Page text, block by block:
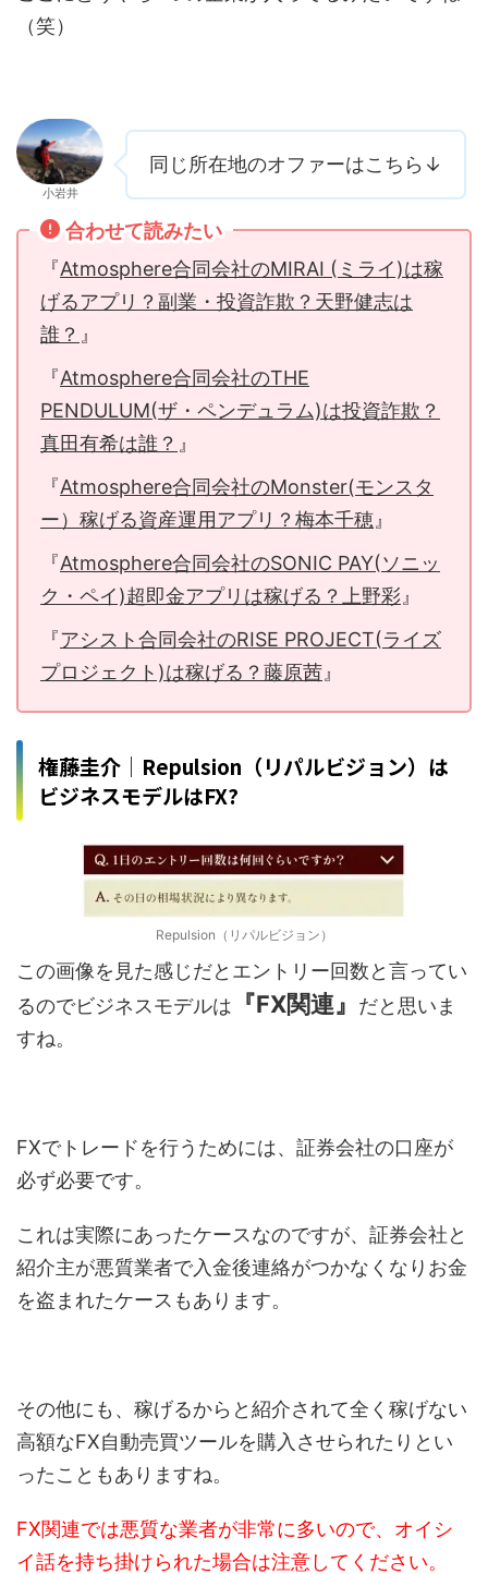
（笑）
小岩井
同じ所在地のオファーはこちら↓
合わせて読みたい
『Atmosphere合同会社のMIRAI (ミライ)は稼
げるアプリ？副業・投資詐欺？天野健志は
誰？ 』
『Atmosphere合同会社のTHE
PENDULUM(ザ・ペンデュラム)は投資詐欺？
真田有希は誰？ 』
『Atmosphere合同会社のMonster(モンスタ
ー）稼げる資産運用アプリ？梅本千穂 』
『Atmosphere合同会社のSONIC PAY(ソニッ
ク・ペイ)超即金アプリは稼げる？上野彩 』
『アシスト合同会社のRISE PROJECT(ライズ
プロジェクト)は稼げる？藤原茜 』
権藤圭介│Repulsion（リパルビジョン）は
ビジネスモデルはFX?
Repulsion（リパルビジョン）
この画像を見た感じだとエントリー回数と言ってい
るのでビジネスモデルは
『FX関連』
だと思いま
すね。
FXでトレードを行うためには、証券会社の口座が
必ず必要です。
これは実際にあったケースなのですが、証券会社と
紹介主が悪質業者で入金後連絡がつかなくなりお金
を盗まれたケースもあります。
その他にも、稼げるからと紹介されて全く稼げない
高額なFX自動売買ツールを購入させられたりとい
ったこともありますね。
FX関連では悪質な業者が非常に多いので、オイシ
イ話を持ち掛けられた場合は注意してください。